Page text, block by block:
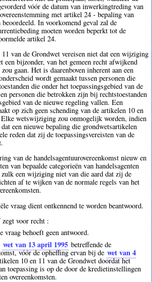
vóór de datum van inwerkingtreding van
met artikel 24 - bepaling van
In voorkomend geval zal de
moeten worden beperkt tot de
artikel 24.
van de Grondwet vereisen niet dat een wijziging
een bijzonder, van het gemeen recht afwijkend
gaan. Het is daarenboven inherent aan een
wordt gemaakt tussen personen die
die onder het toepassingsgebied van de
personen die betrokken zijn bij rechtstoestanden
van de nieuwe regeling vallen. Een
op zich geen schending van de artikelen 10 en
wetswijziging zou onmogelijk worden, indien
een nieuwe bepaling die grondwetsartikelen
reden dat zij de toepassingsvereisten van de
van de handelsagentuurovereenkomst nieuw en
van bepaalde categorieën van handelsagenten
een wijziging niet van die aard dat zij de
af te wijken van de normale regels van het
vraag dient ontkennend te worden beantwoord.
voor recht :
vraag behoeft geen antwoord.
wet van 13 april 1995 betreffende de
vóór de opheffing ervan bij de wet van 4
10 en 11 van de Grondwet doordat het
toepassing is op de door de kredietinstellingen
overeenkomsten.